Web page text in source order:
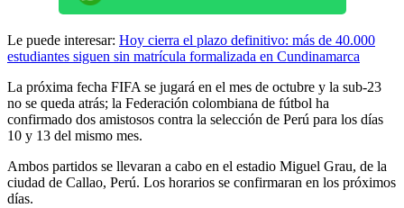
Le puede interesar: Hoy cierra el plazo definitivo: más de 40.000
estudiantes siguen sin matrícula formalizada en Cundinamarca
La próxima fecha FIFA se jugará en el mes de octubre y la sub-23
no se queda atrás; la Federación colombiana de fútbol ha
confirmado dos amistosos contra la selección de Perú para los días
10 y 13 del mismo mes.
Ambos partidos se llevaran a cabo en el estadio Miguel Grau, de la
ciudad de Callao, Perú. Los horarios se confirmaran en los próximos
días.